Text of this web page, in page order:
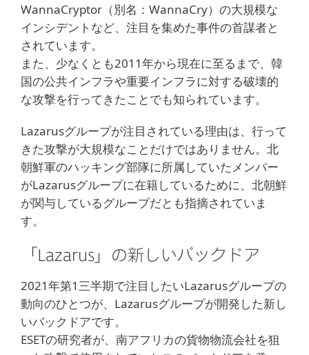
WannaCryptor（別名：WannaCry）の大規模な
インシデントなど、注目を集めた事件の首謀者と
されています。
また、少なくとも2011年から現在に至るまで、韓
国の公共インフラや重要インフラに対する破壊的
な攻撃を行ってきたことでも知られています。
Lazarusグループが注目されている理由は、行って
きた攻撃が大規模なことだけではありません。北
朝鮮軍のハッキング部隊に所属していたメンバー
がLazarusグループに在籍しているために、北朝鮮
が関与しているグループだとも指摘されていま
す。
「Lazarus」の新しいバックドア
2021年第1三半期で注目したいLazarusグループの
動向のひとつが、Lazarusグループが開発した新し
いバックドアです。
ESETの研究者が、南アフリカの貨物物流会社を狙